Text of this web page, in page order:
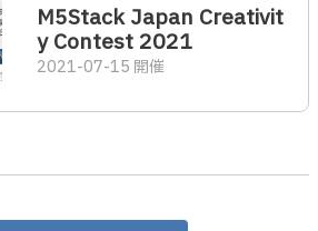
M5Stack Japan Creativit
y Contest 2021
2021-07-15 開催